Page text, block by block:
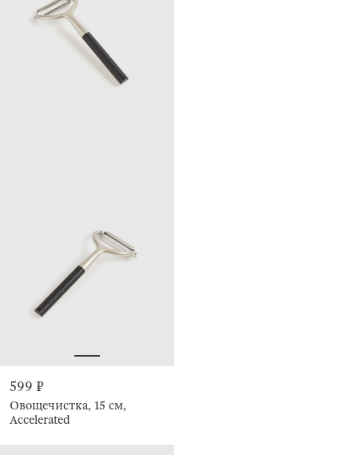
599 ₽
Овощечистка, 15 см,
Accelerated